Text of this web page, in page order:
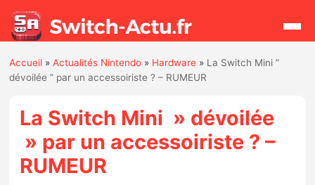
Actualités
Jeux
Accueil »Actualités Nintendo » Hardware » La Switch Mini ”
dévoilée ” par un accessoiriste ? – RUMEUR
La Switch Mini » dévoilée
» par un accessoiriste ? –
RUMEUR